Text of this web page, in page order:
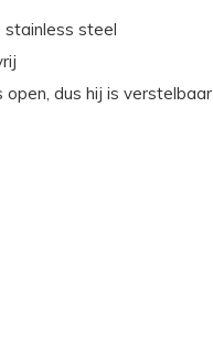
steel
dus hij is verstelbaar